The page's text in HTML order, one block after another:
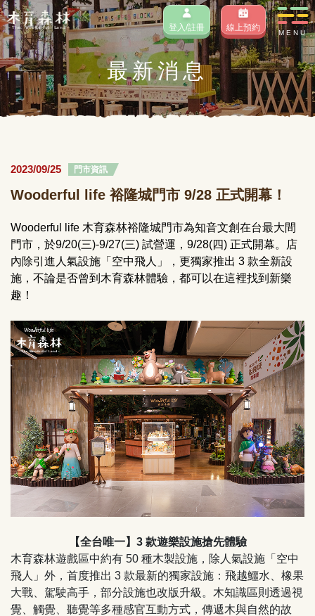
登入/註冊 線上預約
MENU
最新消息
2023/09/25 門市資訊
Wooderful life 裕隆城門市 9/28 正式開幕！
Wooderful life 木育森林裕隆城門市為知音文創在台最大間
門市，於9/20(三)-9/27(三) 試營運，9/28(四) 正式開幕。店
內除引進人氣設施「空中飛人」，更獨家推出 3 款全新設
施，不論是否曾到木育森林體驗，都可以在這裡找到新樂
趣！
【全台唯一】3 款遊樂設施搶先體驗
木育森林遊戲區中約有 50 種木製設施，除人氣設施「空中
飛人」外，首度推出 3 款最新的獨家設施：飛越鱷水、橡果
大戰、駕駛高手，部分設施也改版升級。木知識區則透過視
覺、觸覺、聽覺等多種感官互動方式，傳遞木與自然的故